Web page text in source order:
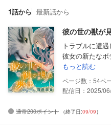
1話から 最新話から
彼の世の獣が
トラブルに遭
彼女の新たな
もっと読む
54
配信日：2025/
通常200ポイント （終了日:09/09）